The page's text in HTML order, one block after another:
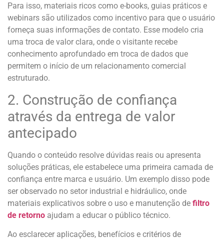
Para isso, materiais ricos como e-books, guias práticos e
webinars são utilizados como incentivo para que o usuário
forneça suas informações de contato. Esse modelo cria
uma troca de valor clara, onde o visitante recebe
conhecimento aprofundado em troca de dados que
permitem o início de um relacionamento comercial
estruturado.
2. Construção de confiança
através da entrega de valor
antecipado
Quando o conteúdo resolve dúvidas reais ou apresenta
soluções práticas, ele estabelece uma primeira camada de
confiança entre marca e usuário. Um exemplo disso pode
ser observado no setor industrial e hidráulico, onde
materiais explicativos sobre o uso e manutenção de filtro
de retorno ajudam a educar o público técnico.
Ao esclarecer aplicações, benefícios e critérios de